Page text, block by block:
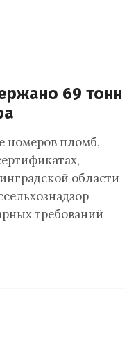
69 тонн
номеров пломб,
области
требований